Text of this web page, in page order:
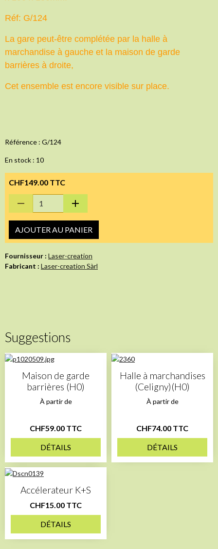
Réf: G/124
La gare peut-être complétée par la halle à
marchandise à gauche et la maison de garde
barrières à droite,
Cet ensemble est encore visible sur place.
Référence : G/124
En stock : 10
CHF149.00 TTC
AJOUTER AU PANIER
Fournisseur : Laser-creation
Fabricant : Laser-creation Sàrl
Suggestions
Maison de garde
barrières (H0)
À partir de
CHF59.00 TTC
DÉTAILS
Halle à marchandises
(Celigny)(H0)
À partir de
CHF74.00 TTC
DÉTAILS
Accélerateur K+S
CHF15.00 TTC
DÉTAILS